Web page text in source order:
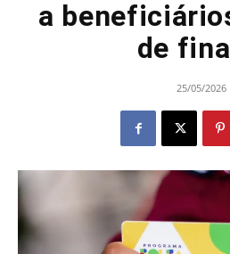
a
de
25/05/2026